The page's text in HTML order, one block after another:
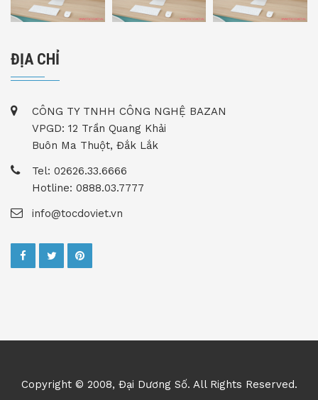
ĐỊA CHỈ
CÔNG TY TNHH CÔNG NGHỆ BAZAN
VPGD: 12 Trần Quang Khải
Buôn Ma Thuột, Đắk Lắk
Tel: 02626.33.6666
Hotline: 0888.03.7777
info@tocdoviet.vn
Copyright © 2008, Đại Dương Số. All Rights Reserved.